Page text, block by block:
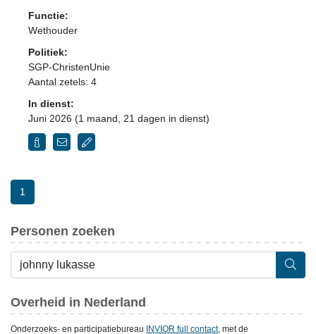
Functie:
Wethouder
Politiek:
SGP-ChristenUnie
Aantal zetels: 4
In dienst:
Juni 2026 (1 maand, 21 dagen in dienst)
1
Personen zoeken
Overheid in Nederland
Onderzoeks- en participatiebureau INVIOR full contact, met de